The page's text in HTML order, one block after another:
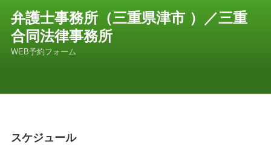
ス
弁護士事務所（三重県津市 ）／三重
合同法律事務所
WEB予約フォーム
スケジュール